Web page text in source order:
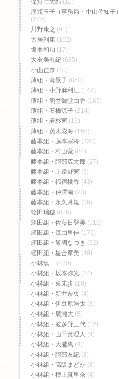
保持壮太郎 (10)
厚焼玉子（事務局・中山佐知子）
(275)
川野康之 (91)
古居利康 (102)
坂本和加 (17)
大友美有紀 (685)
小山佳奈 (40)
薄組・薄景子 (850)
薄組・小野麻利江 (149)
薄組・熊埜御堂由香 (165)
薄組・石橋涼子 (214)
薄組・若杉茜 (13)
薄組・茂木彩海 (165)
藤本組・藤本宗将 (320)
藤本組・村山覚 (84)
藤本組・阿部広太郎 (27)
藤本組・上遠野茜 (9)
藤本組・福宿桃香‬ (43)
藤本組・仲澤南 (23)
藤本組・永久眞規 (26)
蛭田瑞穂 (676)
蛭田組・佐藤日登美 (113)
蛭田組・森由里佳 (176)
蛭田組・飯國なつき (52)
蛭田組・星合摩美 (49)
小林慎一 (420)
小林組・坂本弥光 (24)
小林組・東未歩 (18)
小林組・新井奈央 (4)
小林組・伊豆原浩太 (8)
小林組・廣瀬大 (8)
小林組・波多野三代 (12)
小林組・山田英理人 (4)
小林組・大瀧篤 (4)
小林組・阿部友紀 (8)
小林組・高阪まどか (8)
小林組・檀上真里奈 (4)